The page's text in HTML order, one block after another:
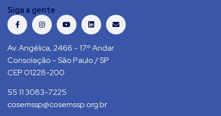
Siga a gente
Av. Angélica, 2466 - 17º Andar
Consolação - São Paulo / SP
CEP 01228-200
55 11 3083-7225
cosemssp@cosemssp.org.br